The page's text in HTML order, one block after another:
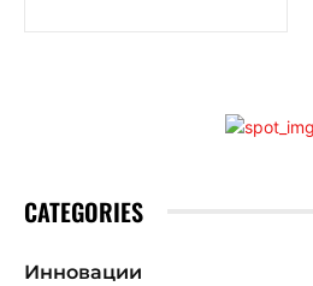
CATEGORIES
Инновации